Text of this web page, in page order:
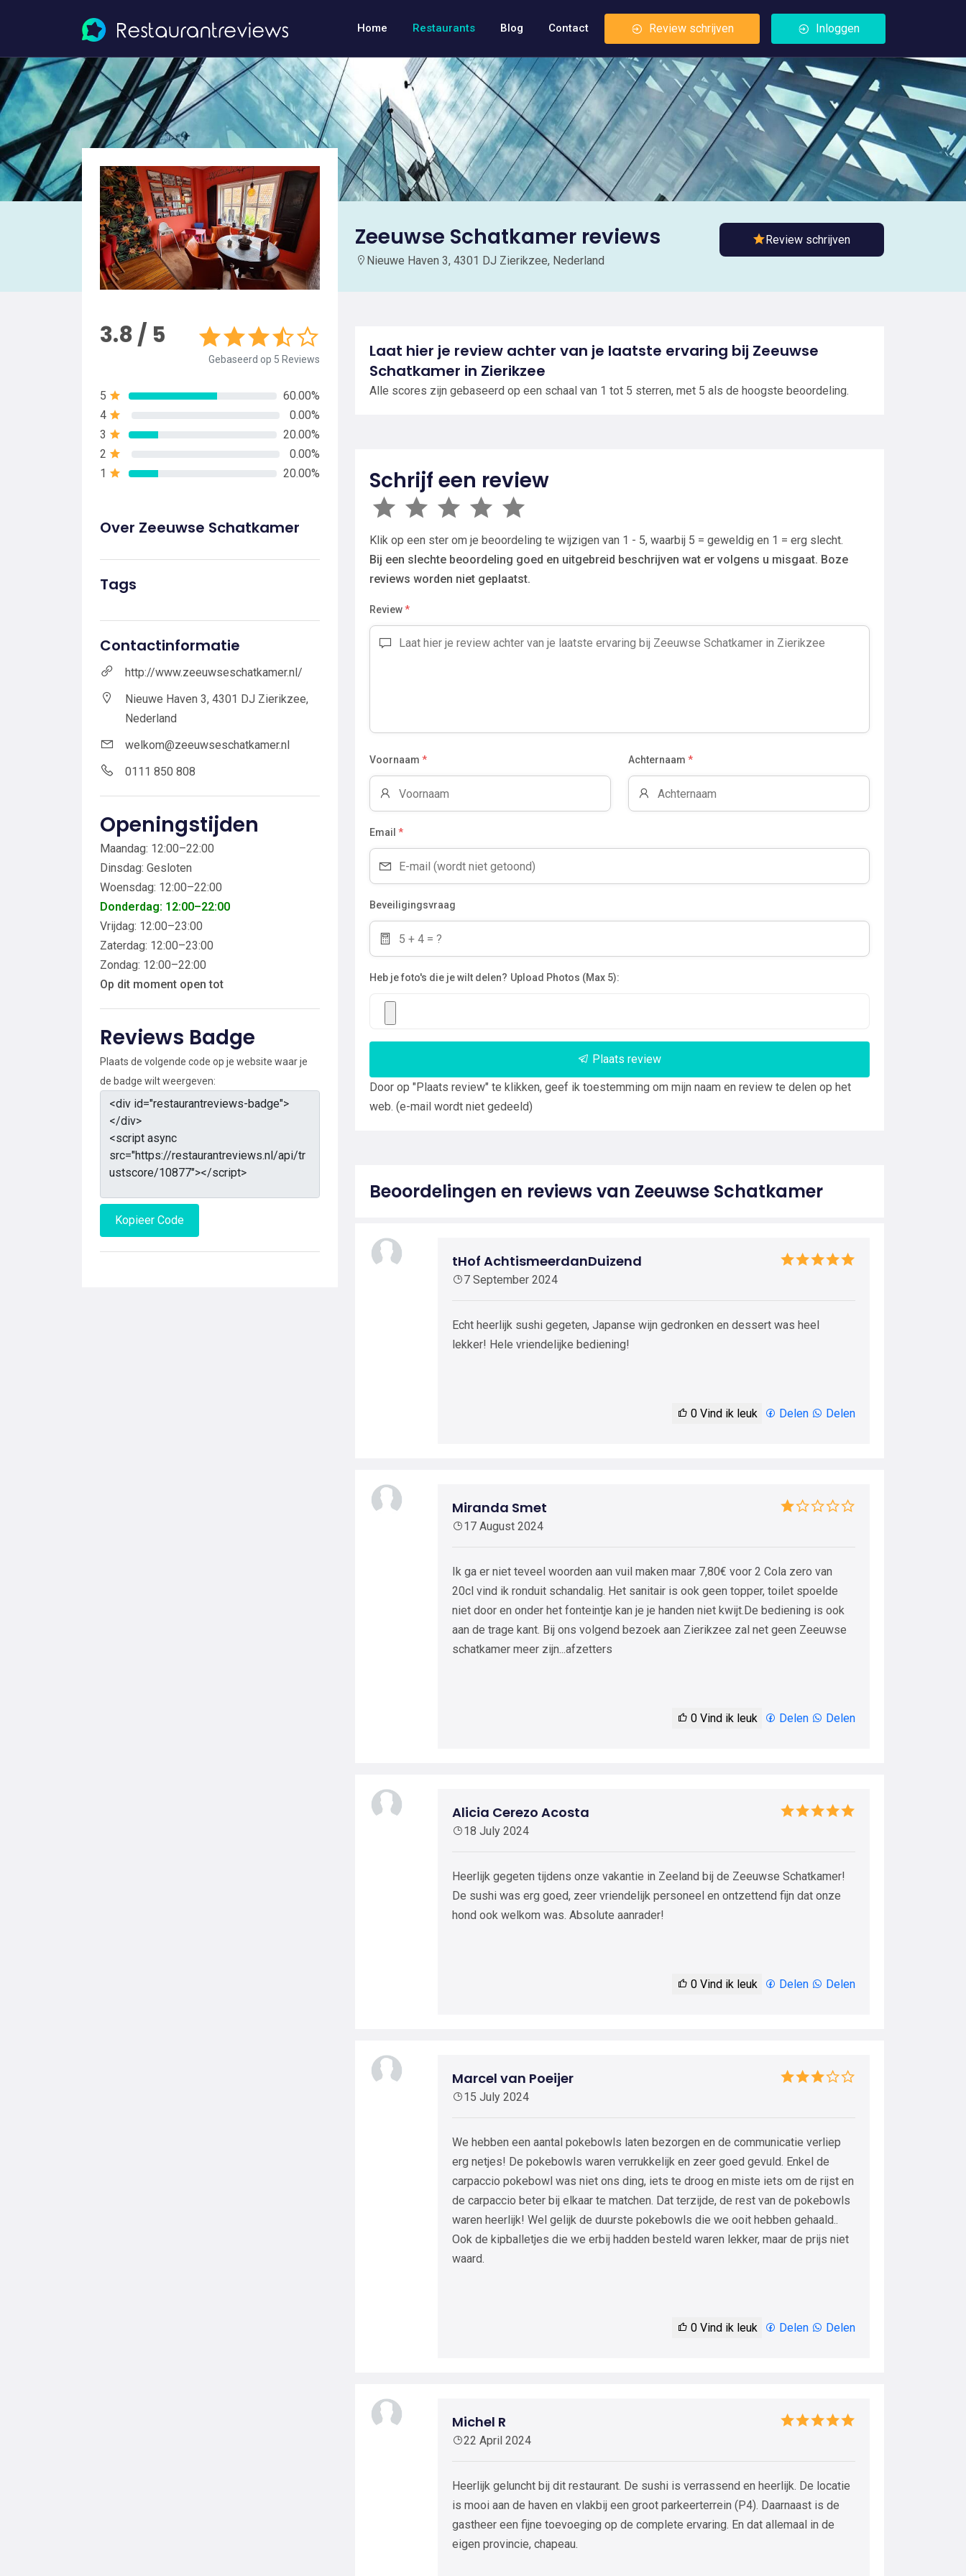
Home Restaurants Blog Contact Review schrijven Inloggen
Zeeuwse Schatkamer reviews
Nieuwe Haven 3, 4301 DJ Zierikzee, Nederland
Review schrijven
3.8 / 5
Gebaseerd op 5 Reviews
5
60.00%
4
0.00%
3
20.00%
2
0.00%
1
20.00%
Over Zeeuwse Schatkamer
Tags
Contactinformatie
http://www.zeeuwseschatkamer.nl/
Nieuwe Haven 3, 4301 DJ Zierikzee,
Nederland
welkom@zeeuwseschatkamer.nl
0111 850 808
Openingstijden
Maandag: 12:00–22:00
Dinsdag: Gesloten
Woensdag: 12:00–22:00
Donderdag: 12:00–22:00
Vrijdag: 12:00–23:00
Zaterdag: 12:00–23:00
Zondag: 12:00–22:00
Op dit moment open tot
Reviews Badge
Plaats de volgende code op je website waar je
de badge wilt weergeven:
Kopieer Code
Laat hier je review achter van je laatste ervaring bij Zeeuwse
Schatkamer in Zierikzee
Alle scores zijn gebaseerd op een schaal van 1 tot 5 sterren, met 5 als de hoogste beoordeling.
Schrijf een review
Klik op een ster om je beoordeling te wijzigen van 1 - 5, waarbij 5 = geweldig en 1 = erg slecht.
Bij een slechte beoordeling goed en uitgebreid beschrijven wat er volgens u misgaat. Boze
reviews worden niet geplaatst.
Review*
Voornaam * Achternaam *
Email *
Beveiligingsvraag
Heb je foto's die je wilt delen? Upload Photos (Max 5):
Plaats review
Door op "Plaats review" te klikken, geef ik toestemming om mijn naam en review te delen op het
web. (e-mail wordt niet gedeeld)
Beoordelingen en reviews van Zeeuwse Schatkamer
tHof AchtismeerdanDuizend
7 September 2024
Echt heerlijk sushi gegeten, Japanse wijn gedronken en dessert was heel
lekker! Hele vriendelijke bediening!
0 Vind ik leuk Delen Delen
Miranda Smet
17 August 2024
Ik ga er niet teveel woorden aan vuil maken maar 7,80€ voor 2 Cola zero van
20cl vind ik ronduit schandalig. Het sanitair is ook geen topper, toilet spoelde
niet door en onder het fonteintje kan je je handen niet kwijt.De bediening is ook
aan de trage kant. Bij ons volgend bezoek aan Zierikzee zal net geen Zeeuwse
schatkamer meer zijn...afzetters
0 Vind ik leuk Delen Delen
Alicia Cerezo Acosta
18 July 2024
Heerlijk gegeten tijdens onze vakantie in Zeeland bij de Zeeuwse Schatkamer!
De sushi was erg goed, zeer vriendelijk personeel en ontzettend fijn dat onze
hond ook welkom was. Absolute aanrader!
0 Vind ik leuk Delen Delen
Marcel van Poeijer
15 July 2024
We hebben een aantal pokebowls laten bezorgen en de communicatie verliep
erg netjes! De pokebowls waren verrukkelijk en zeer goed gevuld. Enkel de
carpaccio pokebowl was niet ons ding, iets te droog en miste iets om de rijst en
de carpaccio beter bij elkaar te matchen. Dat terzijde, de rest van de pokebowls
waren heerlijk! Wel gelijk de duurste pokebowls die we ooit hebben gehaald..
Ook de kipballetjes die we erbij hadden besteld waren lekker, maar de prijs niet
waard.
0 Vind ik leuk Delen Delen
Michel R
22 April 2024
Heerlijk geluncht bij dit restaurant. De sushi is verrassend en heerlijk. De locatie
is mooi aan de haven en vlakbij een groot parkeerterrein (P4). Daarnaast is de
gastheer een fijne toevoeging op de complete ervaring. En dat allemaal in de
eigen provincie, chapeau.